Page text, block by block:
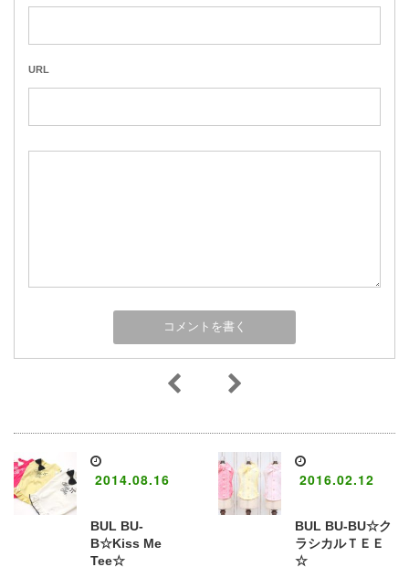
URL
2014.08.16
BUL BU-
B☆Kiss Me
Tee☆
2016.02.12
BUL BU-BU☆ク
ラシカルＴＥＥ
☆